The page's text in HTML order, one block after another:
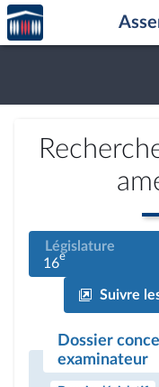
Aller au contenu
Aller en bas de la page
Accèder
à la
page
Législature
16e
Suivre
Dossier
examinateur